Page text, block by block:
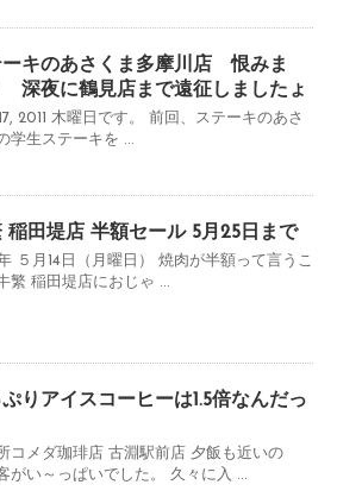
ーキのあさくま多摩川店 恨みま
深夜に鶴見店まで遠征しましたょ
2011 木曜日です。 前回、ステーキのあさ
学生ステーキを ...
稲田堤店 半額セール 5月25日まで
５月14日（月曜日） 焼肉が半額って言うこ
繁 稲田堤店におじゃ ...
りアイスコーヒーは1.5倍なんだっ
コメダ珈琲店 古淵駅前店 夕飯も近いの
がい～っぱいでした。 久々に入 ...